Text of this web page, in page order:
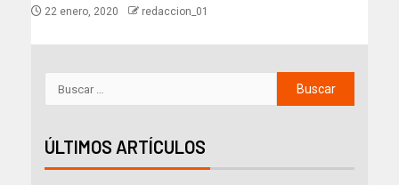
22 enero, 2020 redaccion_01
ÚLTIMOS ARTÍCULOS